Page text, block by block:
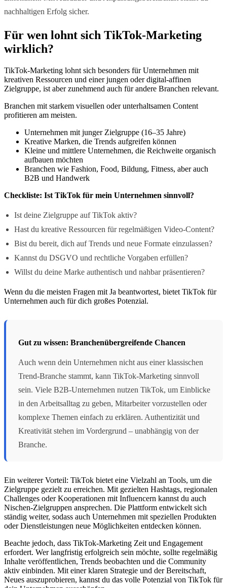
nachhaltigen Erfolg sicher.
Für wen lohnt sich TikTok-Marketing
wirklich?
TikTok-Marketing lohnt sich besonders für Unternehmen mit
kreativen Ressourcen und einer jungen oder digital-affinen
Zielgruppe, ist aber zunehmend auch für andere Branchen relevant.
Branchen mit starkem visuellen oder unterhaltsamen Content
profitieren am meisten.
Unternehmen mit junger Zielgruppe (16–35 Jahre)
Kreative Marken, die Trends aufgreifen können
Kleine und mittlere Unternehmen, die Reichweite organisch
aufbauen möchten
Branchen wie Fashion, Food, Bildung, Fitness, aber auch
B2B und Handwerk
Checkliste: Ist TikTok für mein Unternehmen sinnvoll?
Ist deine Zielgruppe auf TikTok aktiv?
Hast du kreative Ressourcen für regelmäßigen Video-Content?
Bist du bereit, dich auf Trends und neue Formate einzulassen?
Kannst du DSGVO und rechtliche Vorgaben erfüllen?
Willst du deine Marke authentisch und nahbar präsentieren?
Wenn du die meisten Fragen mit Ja beantwortest, bietet TikTok für
Unternehmen auch für dich großes Potenzial.
Gut zu wissen: Branchenübergreifende Chancen
Auch wenn dein Unternehmen nicht aus einer klassischen
Trend-Branche stammt, kann TikTok-Marketing sinnvoll
sein. Viele B2B-Unternehmen nutzen TikTok, um Einblicke
in den Arbeitsalltag zu geben, Mitarbeiter vorzustellen oder
komplexe Themen einfach zu erklären. Authentizität und
Kreativität stehen im Vordergrund – unabhängig von der
Branche.
Ein weiterer Vorteil: TikTok bietet eine Vielzahl an Tools, um die
Zielgruppe gezielt zu erreichen. Mit gezielten Hashtags, regionalen
Challenges oder Kooperationen mit Influencern kannst du auch
Nischen-Zielgruppen ansprechen. Die Plattform entwickelt sich
ständig weiter, sodass auch Unternehmen mit speziellen Produkten
oder Dienstleistungen neue Möglichkeiten entdecken können.
Beachte jedoch, dass TikTok-Marketing Zeit und Engagement
erfordert. Wer langfristig erfolgreich sein möchte, sollte regelmäßig
Inhalte veröffentlichen, Trends beobachten und die Community
aktiv einbinden. Mit einer klaren Strategie und der Bereitschaft,
Neues auszuprobieren, kannst du das volle Potenzial von TikTok für